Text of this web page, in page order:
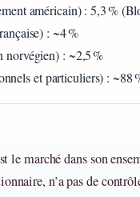
américain) : 5,3 %
: ~4 %
norvégien) : ~2,5 %
et particuliers) : ~88
le marché dans son
n’a pas de